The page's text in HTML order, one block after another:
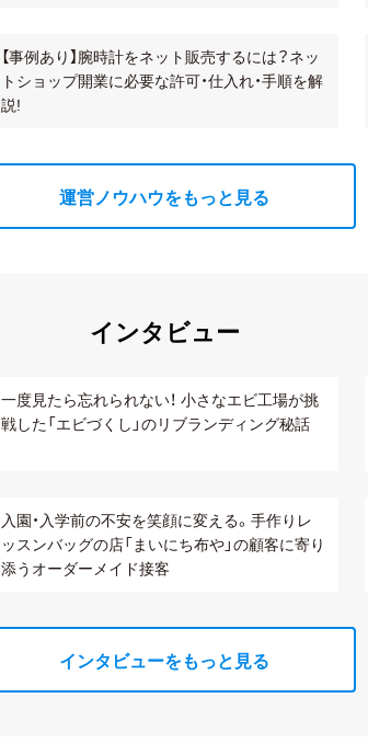
【事例あり】腕時計をネット販売するには？ネッ
トショップ開業に必要な許可・仕入れ・手順を解
説!
運営ノウハウをもっと見る
インタビュー
一度見たら忘れられない！ 小さなエビ工場が挑
戦した「エビづくし」のリブランディング秘話
入園・入学前の不安を笑顔に変える。手作りレ
ッスンバッグの店「まいにち布や」の顧客に寄り
添うオーダーメイド接客
インタビューをもっと見る